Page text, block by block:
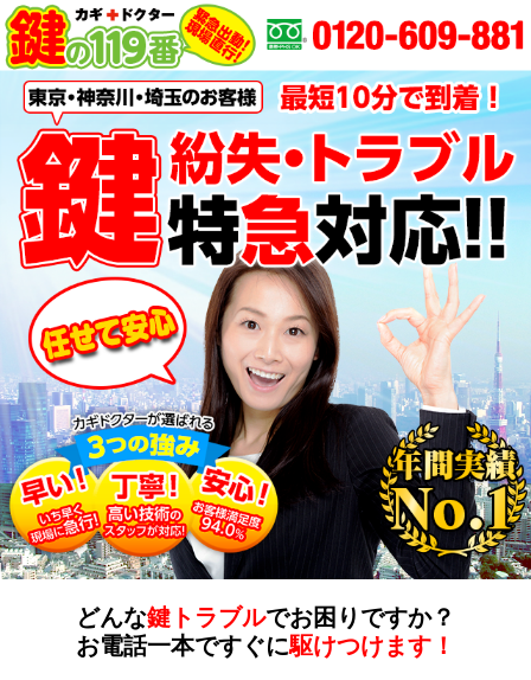
どんな鍵トラブルでお困りですか？
お電話一本ですぐに駆けつけます！